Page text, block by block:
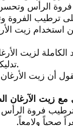
فروة الرأس
ترطيب الفروة
استخدام زيت
الكاملة لزيت
تدليكه في فروة الرأس وتركه لبعض الوقت قبل غسل الشعر بشكل معتاد.
أن زيت
زيت الآرغان
فروة
صحياً ولامعاً.